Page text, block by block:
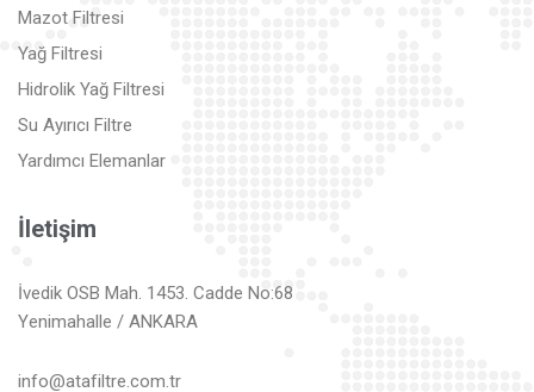
Mazot Filtresi
Yağ Filtresi
Hidrolik Yağ Filtresi
Su Ayırıcı Filtre
Yardımcı Elemanlar
İletişim
İvedik OSB Mah. 1453. Cadde No:68
Yenimahalle / ANKARA
info@atafiltre.com.tr